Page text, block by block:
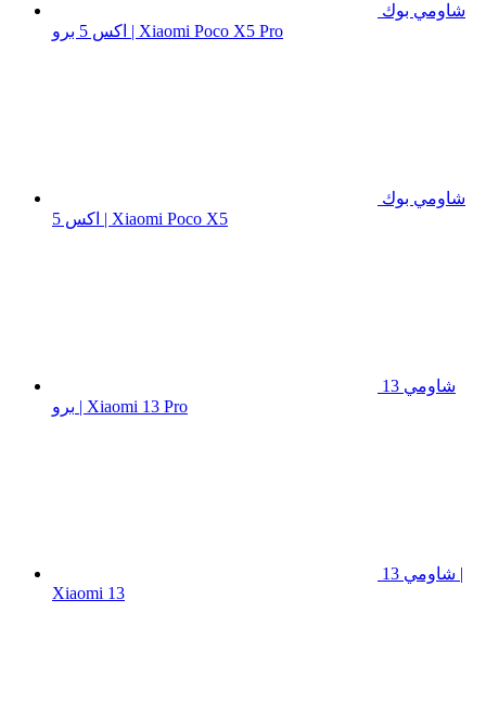
شاومي بوك
اكس 5 برو | Xiaomi Poco X5 Pro
شاومي بوك
اكس 5 | Xiaomi Poco X5
شاومي 13
برو | Xiaomi 13 Pro
شاومي 13 |
Xiaomi 13